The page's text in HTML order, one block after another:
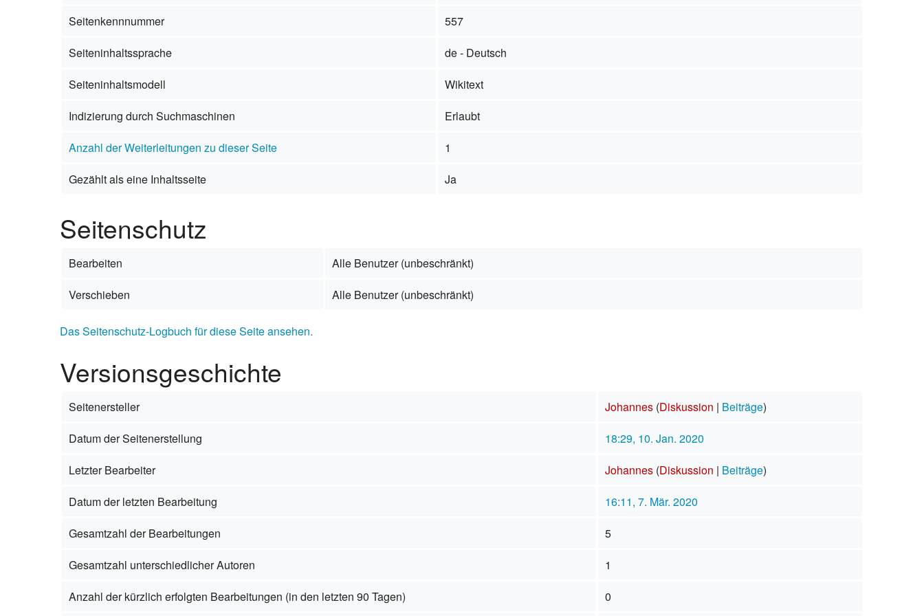
Seitenkennnummer
557
Seiteninhaltssprache
de - Deutsch
Seiteninhaltsmodell
Wikitext
Indizierung durch Suchmaschinen
Erlaubt
Anzahl der Weiterleitungen zu dieser Seite
1
Gezählt als eine Inhaltsseite
Ja
Seitenschutz
Bearbeiten
Alle Benutzer (unbeschränkt)
Verschieben
Alle Benutzer (unbeschränkt)
Das Seitenschutz-Logbuch für diese Seite ansehen.
Versionsgeschichte
Seitenersteller Johannes (Diskussion | Beiträge)
Datum der Seitenerstellung
18:29, 10. Jan. 2020
Letzter Bearbeiter
Johannes (Diskussion | Beiträge)
Datum der letzten Bearbeitung
16:11, 7. Mär. 2020
Gesamtzahl der Bearbeitungen
5
Gesamtzahl unterschiedlicher Autoren
1
Anzahl der kürzlich erfolgten Bearbeitungen (in den letzten 90 Tagen)
0